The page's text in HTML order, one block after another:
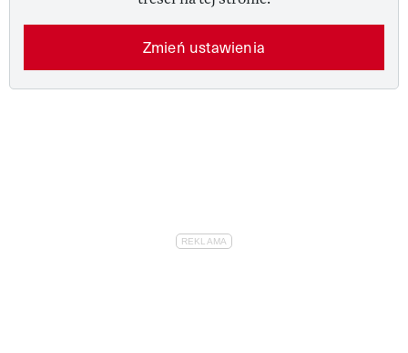
Zmień ustawienia